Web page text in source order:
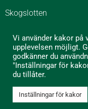
Skogslotten
605 99 Norrköping
Grimstad
605 99 Norrköping
Vi använder kakor på
upplevelsen möjligt.
godkänner du
"Inställningar för
du tillåter.
Inställningar för kakor